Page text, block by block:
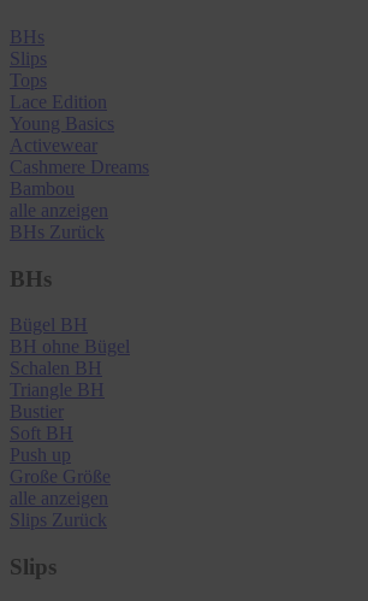
BHs
Slips
Tops
Lace Edition
Young Basics
Activewear
Cashmere Dreams
Bambou
alle anzeigen
BHs Zurück
BHs
Bügel BH
BH ohne Bügel
Schalen BH
Triangle BH
Bustier
Soft BH
Push up
Große Größe
alle anzeigen
Slips Zurück
Slips